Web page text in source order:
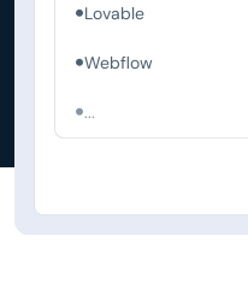
Lovable
Webflow
...